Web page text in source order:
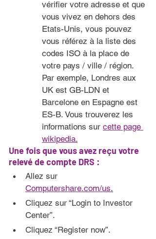
vérifier votre adresse et que
vous vivez en dehors des
Etats-Unis, vous pouvez
vous référez à la liste des
codes ISO à la place de
votre pays / ville / région.
Par exemple, Londres aux
UK est GB-LDN et
Barcelone en Espagne est
ES-B. Vous trouverez les
informations sur cette page
wikipedia.
Une fois que vous avez reçu votre
relevé de compte DRS :
Allez sur
Computershare.com/us.
Cliquez sur “Login to Investor
Center”.
Cliquez “Register now”.